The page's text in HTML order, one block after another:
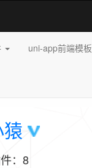
uni-app前端模板
： 8